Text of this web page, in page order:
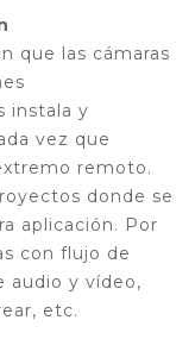
que las cámaras
instala y
vez que
remoto.
donde se
aplicación. Por
con flujo de
audio y vídeo,
etc.